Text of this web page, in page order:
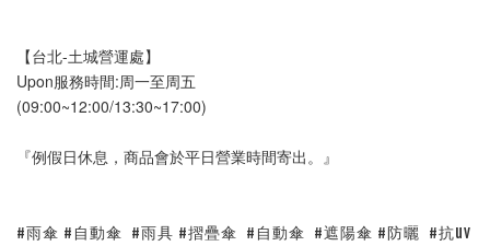
【台北-土城營運處】
Upon服務時間:周一至周五
(09:00~12:00/13:30~17:00)
『例假日休息，商品會於平日營業時間寄出。』
#雨傘 #自動傘 #雨具 #摺疊傘 #自動傘 #遮陽傘 #防曬 #抗uv